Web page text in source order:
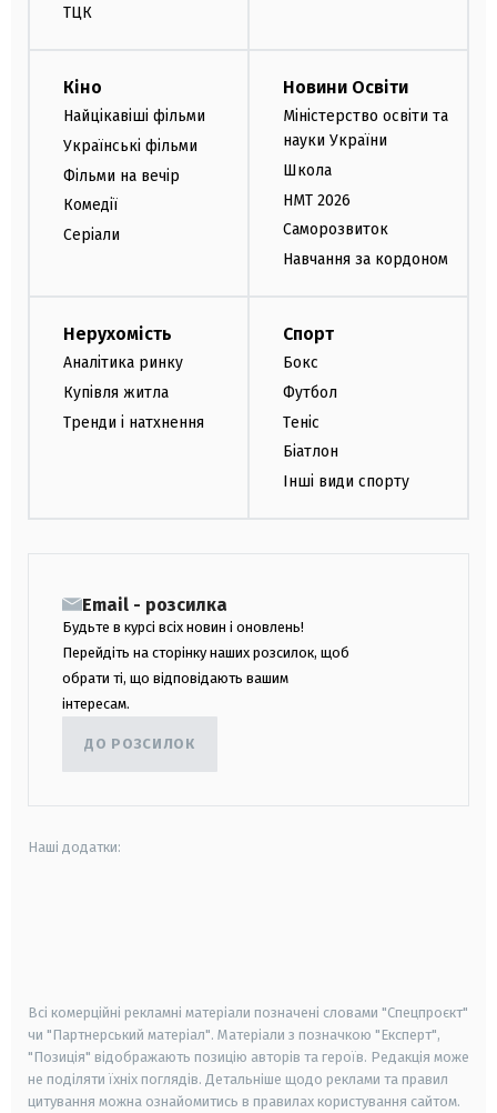
ТЦК
Кіно
Найцікавіші фільми
Українські фільми
Фільми на вечір
Комедії
Серіали
Новини Освіти
Міністерство освіти та
науки України
Школа
НМТ 2026
Саморозвиток
Навчання за кордоном
Нерухомість
Аналітика ринку
Купівля житла
Тренди і натхнення
Спорт
Бокс
Футбол
Теніс
Біатлон
Інші види спорту
Email - розсилка
Будьте в курсі всіх новин і оновлень!
Перейдіть на сторінку наших розсилок, щоб
обрати ті, що відповідають вашим
інтересам.
ДО РОЗСИЛОК
Наші додатки:
Всі комерційні рекламні матеріали позначені словами "Спецпроєкт"
чи "Партнерський матеріал". Матеріали з позначкою "Експерт",
"Позиція" відображають позицію авторів та героїв. Редакція може
не поділяти їхніх поглядів. Детальніше щодо реклами та правил
цитування можна ознайомитись в правилах користування сайтом.